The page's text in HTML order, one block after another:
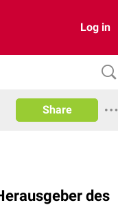
Log in
Share
des